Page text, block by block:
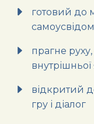
готовий до
прагне
внутрішньої
відкритий
гру і діалог